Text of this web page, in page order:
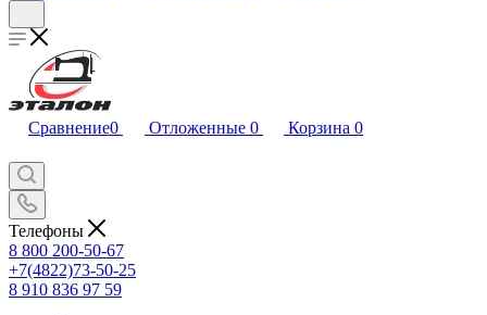
Сравнение0 Отложенные 0 Корзина 0
Телефоны
8 800 200-50-67
+7(4822)73-50-25
8 910 836 97 59